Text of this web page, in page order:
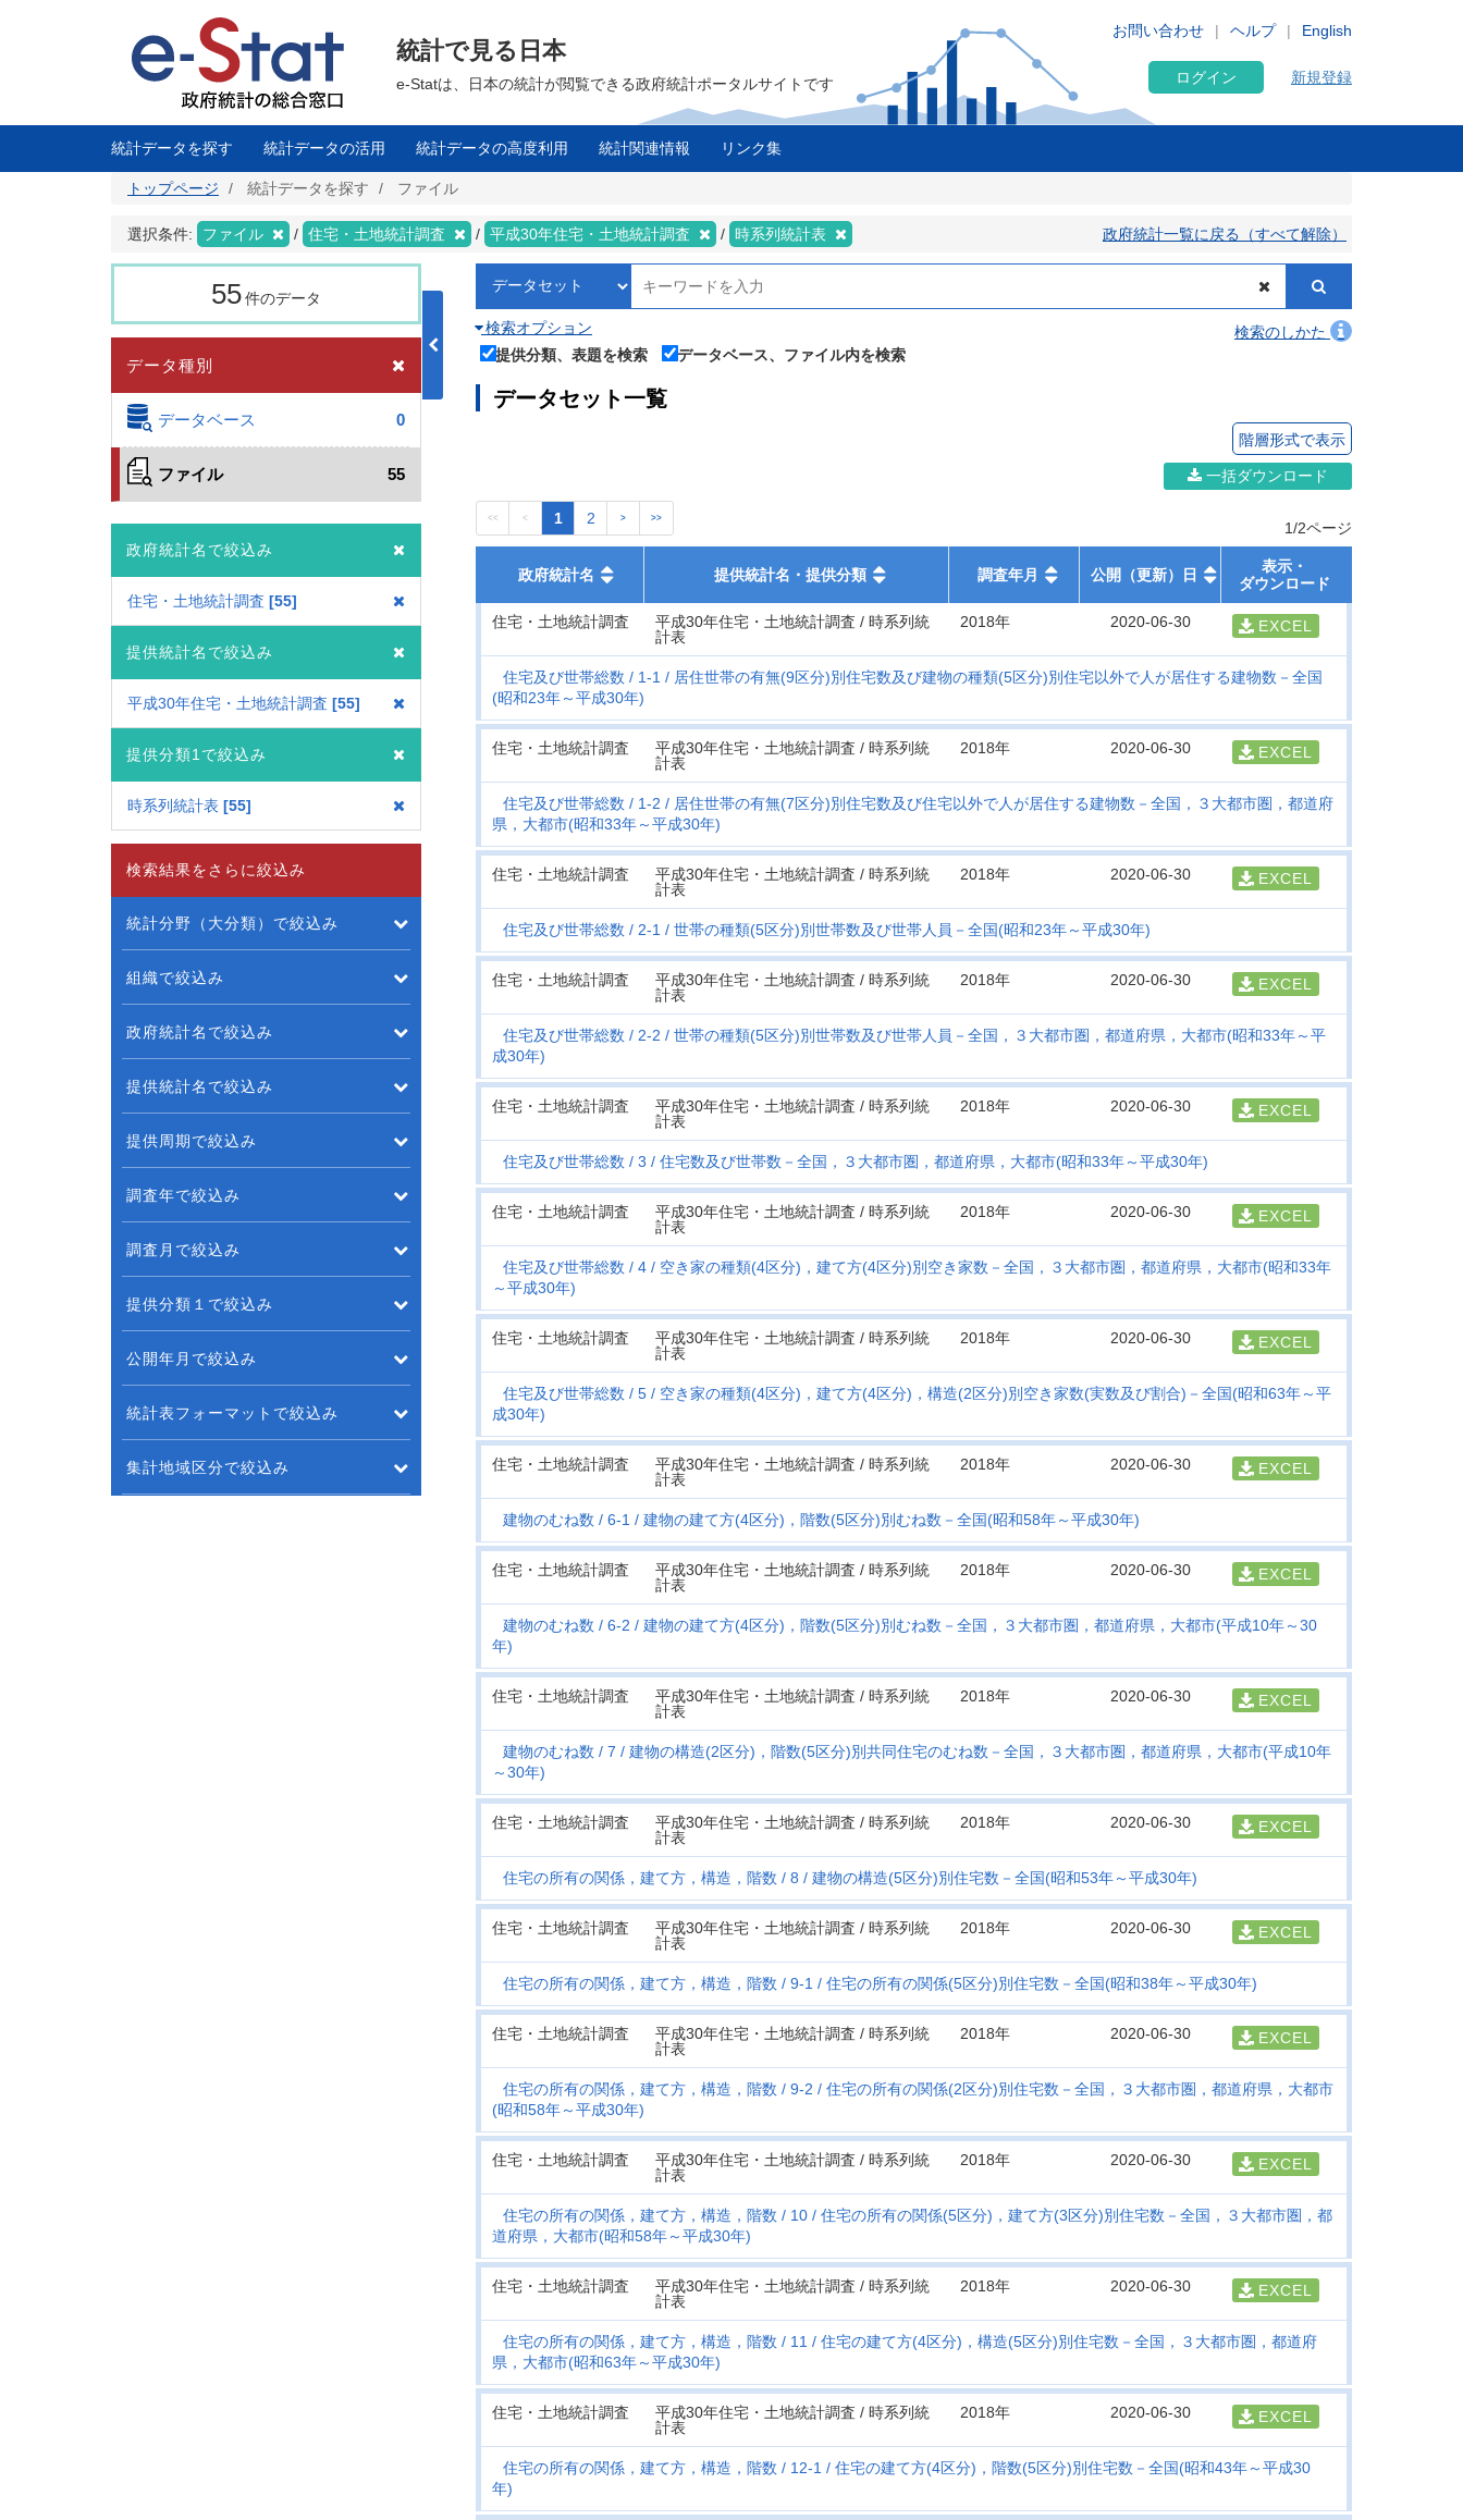
に
English
お問い合わせ ヘルプ
統計で見る日本
e-Statは、日本の統計が閲覧できる政府統計ポータルサイトです ログイン 新規登録
統計データを探す 統計データの活用 統計データの高度利用 統計関連情報 リンク集
トップページ 統計データを探す ファイル
選択条件: ファイル 住宅・土地統計調査 平成30年住宅・土地統計調査 時系列統計表 政府統計一覧に戻る（すべて解除）
55件のデータ
データ種別
データベース 0
ファイル 55
政府統計名で絞込み
住宅・土地統計調査 55
提供統計名で絞込み
平成30年住宅・土地統計調査 55
提供分類1で絞込み
時系列統計表 55
検索オプション
検索のしかた
提供分類、表題を検索
データベース、ファイル内を検索
データセット一覧
階層形式で表示
一括ダウンロード
<< < 1 2 > >>
1/2ページ
政府統計名 提供統計名・提供分類 調査年月 公開（更新）日
表示・
ダウンロード
住宅・土地統計調査
平成30年住宅・土地統計調査 / 時系列統
計表
2018年 2020-06-30 EXCEL
住宅及び世帯総数 1-1
居住世帯の有無(9区分)別住宅数及び建物の種類(5区分)別住宅以外で人が居住する建物数－全国
(昭和23年～平成30年)
住宅・土地統計調査
平成30年住宅・土地統計調査 / 時系列統
計表
2018年 2020-06-30 EXCEL
住宅及び世帯総数 1-2
居住世帯の有無(7区分)別住宅数及び住宅以外で人が居住する建物数－全国，３大都市圏，都道府
県，大都市(昭和33年～平成30年)
住宅・土地統計調査
平成30年住宅・土地統計調査 / 時系列統
計表
2018年 2020-06-30 EXCEL
住宅及び世帯総数 2-1 世帯の種類(5区分)別世帯数及び世帯人員－全国(昭和23年～平成30年)
住宅・土地統計調査
平成30年住宅・土地統計調査 / 時系列統
計表
2018年 2020-06-30 EXCEL
住宅及び世帯総数 2-2
世帯の種類(5区分)別世帯数及び世帯人員－全国，３大都市圏，都道府県，大都市(昭和33年～平
成30年)
住宅・土地統計調査
平成30年住宅・土地統計調査 / 時系列統
計表
2018年 2020-06-30 EXCEL
住宅及び世帯総数 3 住宅数及び世帯数－全国，３大都市圏，都道府県，大都市(昭和33年～平成30年)
住宅・土地統計調査
平成30年住宅・土地統計調査 / 時系列統
計表
2018年 2020-06-30 EXCEL
住宅及び世帯総数 4
空き家の種類(4区分)，建て方(4区分)別空き家数－全国，３大都市圏，都道府県，大都市(昭和33年
～平成30年)
住宅・土地統計調査
平成30年住宅・土地統計調査 / 時系列統
計表
2018年 2020-06-30 EXCEL
住宅及び世帯総数 5
空き家の種類(4区分)，建て方(4区分)，構造(2区分)別空き家数(実数及び割合)－全国(昭和63年～平
成30年)
住宅・土地統計調査
平成30年住宅・土地統計調査 / 時系列統
計表
2018年 2020-06-30 EXCEL
建物のむね数 6-1 建物の建て方(4区分)，階数(5区分)別むね数－全国(昭和58年～平成30年)
住宅・土地統計調査
平成30年住宅・土地統計調査 / 時系列統
計表
2018年 2020-06-30 EXCEL
建物のむね数 6-2
建物の建て方(4区分)，階数(5区分)別むね数－全国，３大都市圏，都道府県，大都市(平成10年～30
年)
住宅・土地統計調査
平成30年住宅・土地統計調査 / 時系列統
計表
2018年 2020-06-30 EXCEL
建物のむね数 7
建物の構造(2区分)，階数(5区分)別共同住宅のむね数－全国，３大都市圏，都道府県，大都市(平成10年
～30年)
住宅・土地統計調査
平成30年住宅・土地統計調査 / 時系列統
計表
2018年 2020-06-30 EXCEL
住宅の所有の関係，建て方，構造，階数 8 建物の構造(5区分)別住宅数－全国(昭和53年～平成30年)
住宅・土地統計調査
平成30年住宅・土地統計調査 / 時系列統
計表
2018年 2020-06-30 EXCEL
住宅の所有の関係，建て方，構造，階数 9-1 住宅の所有の関係(5区分)別住宅数－全国(昭和38年～平成30年)
住宅・土地統計調査
平成30年住宅・土地統計調査 / 時系列統
計表
2018年 2020-06-30 EXCEL
住宅の所有の関係，建て方，構造，階数 9-2
住宅の所有の関係(2区分)別住宅数－全国，３大都市圏，都道府県，大都市
(昭和58年～平成30年)
住宅・土地統計調査
平成30年住宅・土地統計調査 / 時系列統
計表
2018年 2020-06-30 EXCEL
住宅の所有の関係，建て方，構造，階数 10
住宅の所有の関係(5区分)，建て方(3区分)別住宅数－全国，３大都市圏，都
道府県，大都市(昭和58年～平成30年)
住宅・土地統計調査
平成30年住宅・土地統計調査 / 時系列統
計表
2018年 2020-06-30 EXCEL
住宅の所有の関係，建て方，構造，階数 11
住宅の建て方(4区分)，構造(5区分)別住宅数－全国，３大都市圏，都道府
県，大都市(昭和63年～平成30年)
住宅・土地統計調査
平成30年住宅・土地統計調査 / 時系列統
計表
2018年 2020-06-30 EXCEL
住宅の所有の関係，建て方，構造，階数 12-1
住宅の建て方(4区分)，階数(5区分)別住宅数－全国(昭和43年～平成30
年)
検索結果をさらに絞込み
統計分野（大分類）で絞込み
組織で絞込み
政府統計名で絞込み
提供統計名で絞込み
提供周期で絞込み
調査年で絞込み
調査月で絞込み
提供分類１で絞込み
公開年月で絞込み
統計表フォーマットで絞込み
集計地域区分で絞込み